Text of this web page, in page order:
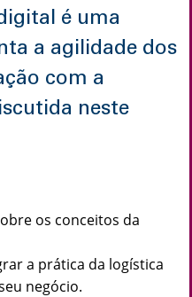
é uma
a agilidade dos
com a
neste
os conceitos da
a prática da logística
negócio.